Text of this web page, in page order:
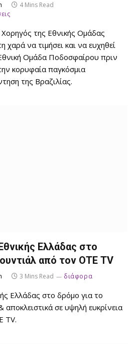
4 Mins Read
της Εθνικής Ομάδας
χαρά να τιμήσει και να ευχηθεί
Ομάδα Ποδοσφαίρου πριν
κορυφαία παγκόσμια
της Βραζιλίας.
Ελλάδας στο
από τον ΟΤΕ TV
3 Mins Read διάφορα
Ελλάδας στο δρόμο για το
σε υψηλή ευκρίνεια
TV.